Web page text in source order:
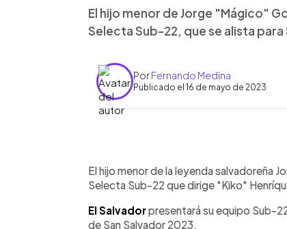
El hijo menor de Jorge "Mágico"
Selecta Sub-22, que se alista para
PorFernando Medina
Publicado el 16 de mayo de 2023
Escuchar artículo
El hijo menor de la leyenda salvadoreña
Selecta Sub-22 que dirige "Kiko"
El Salvadorpresentará su equipo Sub-
de San Salvador 2023.